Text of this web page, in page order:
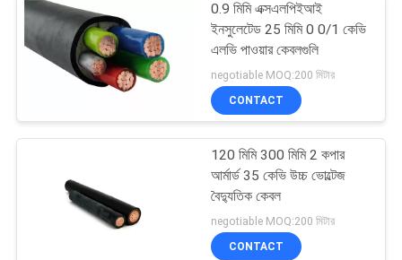
PRIVACY
POLICY
0.9 মিমি এক্সএলপিইআই
ইনসুলেটেড 25 মিমি 0 0/1 কেভি
এলভি পাওয়ার কেবলগুলি
negotiable MOQ:200 মিটার
CONTACT
120 মিমি 300 মিমি 2 কপার
আর্মার্ড 35 কেভি উচ্চ ভোল্টেজ
বৈদ্যুতিক কেবল
negotiable MOQ:200 মিটার
CONTACT